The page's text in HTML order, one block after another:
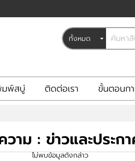
มพ์สบู่ ติดต่อเรา ขั้นตอนก
าม : ข่าวและประก
ไม่พบข้อมูลดังกล่าว